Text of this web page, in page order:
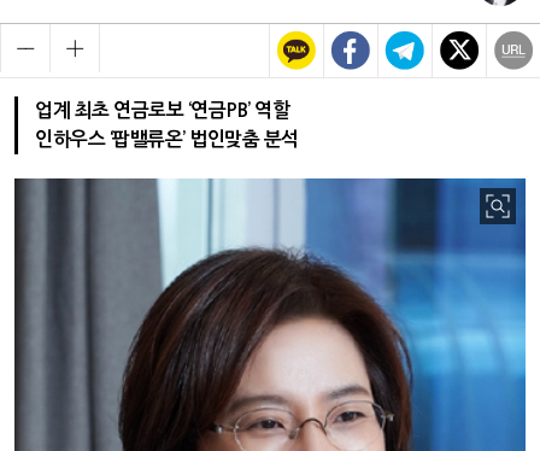
업계 최초 연금로보 ‘연금PB’ 역할
인하우스 ‘팝밸류온’ 법인맞춤 분석